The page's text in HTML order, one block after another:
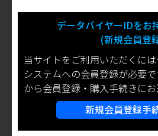
データバイヤーIDをお
(新規会員登
当サイトをご利用いただくに
システムへの会員登録が必要
から会員登録・購入手続きにお
新規会員登録手